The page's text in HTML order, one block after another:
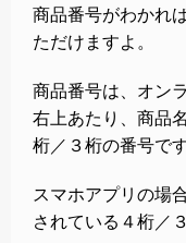
商品番号がわかれ
ただけますよ。
商品番号は、オン
右上あたり、商品
桁／３桁の番号です
スマホアプリの場
されている４桁／